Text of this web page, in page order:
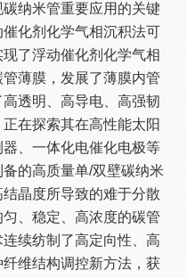
纳米管重要应用的关键
化剂化学气相沉积法可
了浮动催化剂化学气相
薄膜，发展了薄膜内管
透明、高导电、高强韧
在探索其在高性能太阳
、一体化电催化电极等
的高质量单/双壁碳纳米
晶度所导致的难于分散
、稳定、高浓度的碳管
续纺制了高定向性、高
维结构调控新方法，获